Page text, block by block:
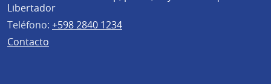
Libertador
Teléfono: +598 2840 1234
Contacto